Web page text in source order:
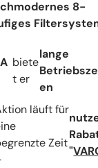
8-
biete
t er
lange
en
läuft für
Zeit
"